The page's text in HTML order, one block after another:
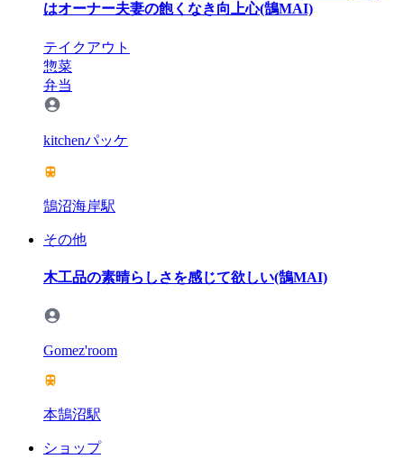
はオーナー夫妻の飽くなき向上心(鵠MAI)
テイクアウト
惣菜
弁当
kitchenパッケ
鵠沼海岸駅
その他
木工品の素晴らしさを感じて欲しい(鵠MAI)
Gomez'room
本鵠沼駅
ショップ